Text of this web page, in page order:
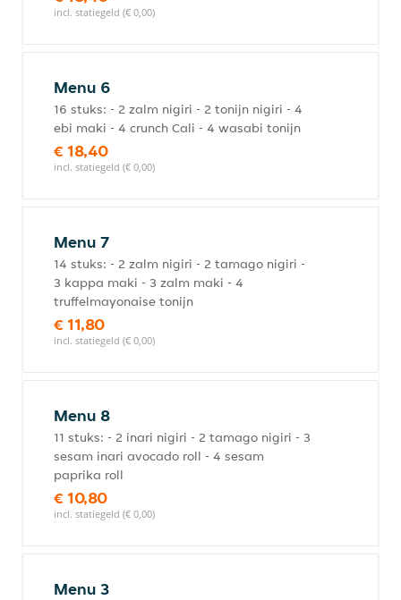
incl. statiegeld (€ 0,00)
Menu 6
16 stuks: - 2 zalm nigiri - 2 tonijn nigiri - 4
ebi maki - 4 crunch Cali - 4 wasabi tonijn
€ 18,40
incl. statiegeld (€ 0,00)
Menu 7
14 stuks: - 2 zalm nigiri - 2 tamago nigiri -
3 kappa maki - 3 zalm maki - 4
truffelmayonaise tonijn
€ 11,80
incl. statiegeld (€ 0,00)
Menu 8
11 stuks: - 2 inari nigiri - 2 tamago nigiri - 3
sesam inari avocado roll - 4 sesam
paprika roll
€ 10,80
incl. statiegeld (€ 0,00)
Menu 3